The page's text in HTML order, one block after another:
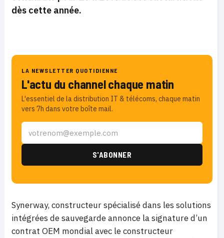
dès cette année.
LA NEWSLETTER QUOTIDIENNE
L'actu du channel chaque matin
L'essentiel de la distribution IT & télécoms, chaque matin
vers 7h dans votre boîte mail.
Synerway, constructeur spécialisé dans les solutions
intégrées de sauvegarde annonce la signature d’un
contrat OEM mondial avec le constructeur